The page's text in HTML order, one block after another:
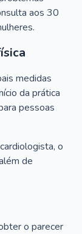
aos 30
medidas
da prática
pessoas
o
de
o parecer